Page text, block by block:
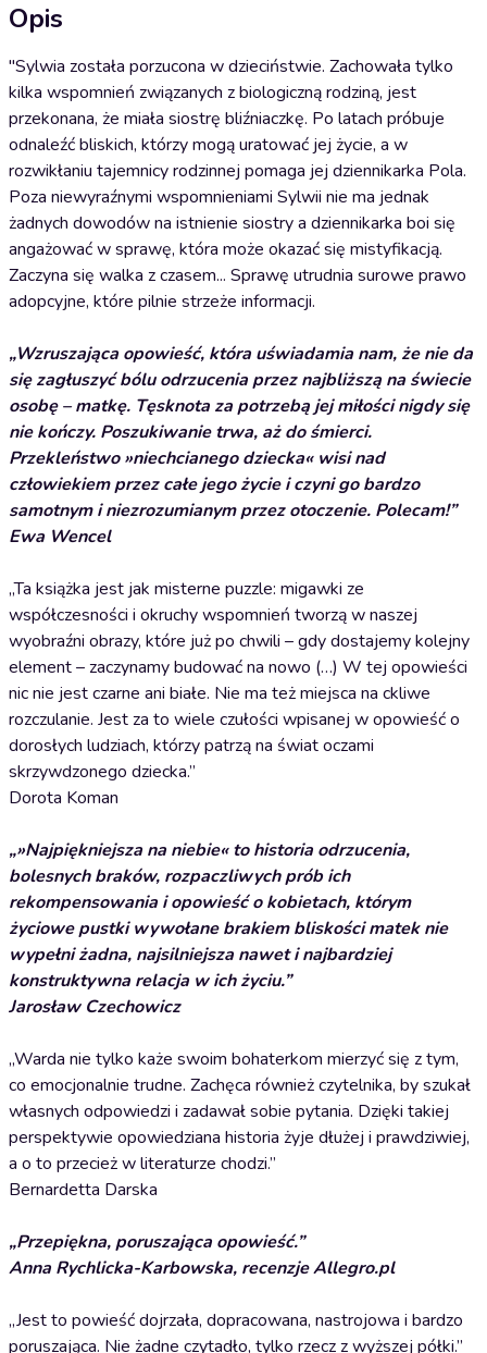
Opis
"Sylwia została porzucona w dzieciństwie. Zachowała tylko
kilka wspomnień związanych z biologiczną rodziną, jest
przekonana, że miała siostrę bliźniaczkę. Po latach próbuje
odnaleźć bliskich, którzy mogą uratować jej życie, a w
rozwikłaniu tajemnicy rodzinnej pomaga jej dziennikarka Pola.
Poza niewyraźnymi wspomnieniami Sylwii nie ma jednak
żadnych dowodów na istnienie siostry a dziennikarka boi się
angażować w sprawę, która może okazać się mistyfikacją.
Zaczyna się walka z czasem... Sprawę utrudnia surowe prawo
adopcyjne, które pilnie strzeże informacji.
„Wzruszająca opowieść, która uświadamia nam, że nie da
się zagłuszyć bólu odrzucenia przez najbliższą na świecie
osobę – matkę. Tęsknota za potrzebą jej miłości nigdy się
nie kończy. Poszukiwanie trwa, aż do śmierci.
Przekleństwo »niechcianego dziecka« wisi nad
człowiekiem przez całe jego życie i czyni go bardzo
samotnym i niezrozumianym przez otoczenie. Polecam!”
Ewa Wencel
„Ta książka jest jak misterne puzzle: migawki ze
współczesności i okruchy wspomnień tworzą w naszej
wyobraźni obrazy, które już po chwili – gdy dostajemy kolejny
element – zaczynamy budować na nowo (…) W tej opowieści
nic nie jest czarne ani białe. Nie ma też miejsca na ckliwe
rozczulanie. Jest za to wiele czułości wpisanej w opowieść o
dorosłych ludziach, którzy patrzą na świat oczami
skrzywdzonego dziecka.”
Dorota Koman
„»Najpiękniejsza na niebie« to historia odrzucenia,
bolesnych braków, rozpaczliwych prób ich
rekompensowania i opowieść o kobietach, którym
życiowe pustki wywołane brakiem bliskości matek nie
wypełni żadna, najsilniejsza nawet i najbardziej
konstruktywna relacja w ich życiu.”
Jarosław Czechowicz
„Warda nie tylko każe swoim bohaterkom mierzyć się z tym,
co emocjonalnie trudne. Zachęca również czytelnika, by szukał
własnych odpowiedzi i zadawał sobie pytania. Dzięki takiej
perspektywie opowiedziana historia żyje dłużej i prawdziwiej,
a o to przecież w literaturze chodzi.”
Bernardetta Darska
„Przepiękna, poruszająca opowieść.”
Anna Rychlicka-Karbowska, recenzje Allegro.pl
„Jest to powieść dojrzała, dopracowana, nastrojowa i bardzo
poruszająca. Nie żadne czytadło, tylko rzecz z wyższej półki.”